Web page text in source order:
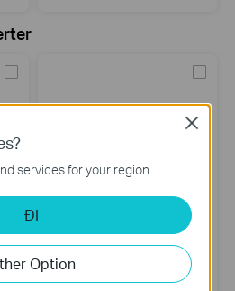
UH400
Bộ chia 4 cổng USB 3.0
services for your region.
ĐI
Option
Close